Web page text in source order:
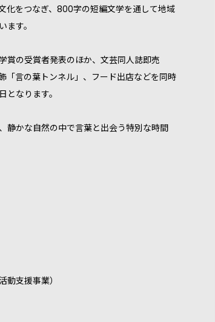
化をつなぎ、800字の短編文学を通して地域
す。
賞の受賞者発表のほか、文芸同人誌即売
「言の葉トンネル」、フード出店などを同時
なります。
静かな自然の中で言葉と出会う特別な時間
支援事業）